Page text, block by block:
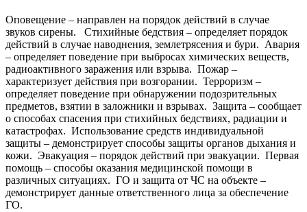
Оповещение – направлен на порядок действий в случае
звуков сирены.
Стихийные бедствия – определяет порядок
действий в случае наводнения, землетрясения и бури. Авария
– определяет поведение при выбросах химических веществ,
радиоактивного заражения или взрыва. Пожар –
характеризует действия при возгорании. Терроризм –
определяет поведение при обнаружении подозрительных
предметов, взятии в заложники и взрывах. Защита – сообщает
о способах спасения при стихийных бедствиях, радиации и
катастрофах. Использование средств индивидуальной
защиты – демонстрирует способы защиты органов дыхания и
кожи. Эвакуация – порядок действий при эвакуации. Первая
помощь – способы оказания медицинской помощи в
различных ситуациях. ГО и защита от ЧС на объекте –
демонстрирует данные ответственного лица за обеспечение
ГО.